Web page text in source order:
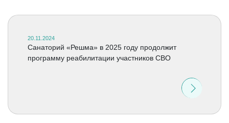
20.11.2024
Санаторий «Решма» в 2025 году продолжит
программу реабилитации участников СВО